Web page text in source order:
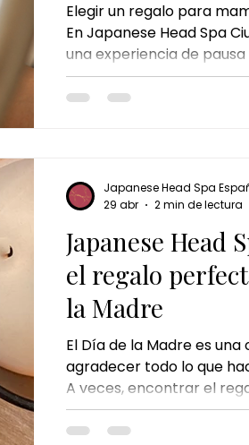
Elegir un regalo para
En Japanese Head Spa
una experiencia de
mamar sentirse cuidada,
Japanese Head
el regalo
la Madre
El Día de la Madre es
agradecer todo lo que
A veces, encontrar el
parecer complicado,
regalo no es algo
Japanese Head Spa
29 abr
2 min de lectura